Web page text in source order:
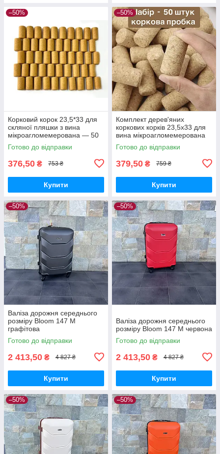
–50%
Корковий корок 23,5*33 для
скляної пляшки з вина
мікроагломемерована — 50
шт.
Готово до відправки
376,50 ₴ 753 ₴
Купити
–50%
Комплект дерев'яних
коркових корків 23,5х33 для
вина мікроагломемерована
— 50 шт.
Готово до відправки
379,50 ₴ 759 ₴
Купити
–50%
Валіза дорожня середнього
розміру Bloom 147 M
графітова
Готово до відправки
2 413,50 ₴ 4 827 ₴
Купити
–50%
Валіза дорожня середнього
розміру Bloom 147 M червона
Готово до відправки
2 413,50 ₴ 4 827 ₴
Купити
–50% –50%